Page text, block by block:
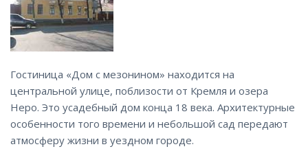
Гостиница «Дом с мезонином» находится на
центральной улице, поблизости от Кремля и озера
Неро. Это усадебный дом конца 18 века. Архитектурные
особенности того времени и небольшой сад передают
атмосферу жизни в уездном городе.